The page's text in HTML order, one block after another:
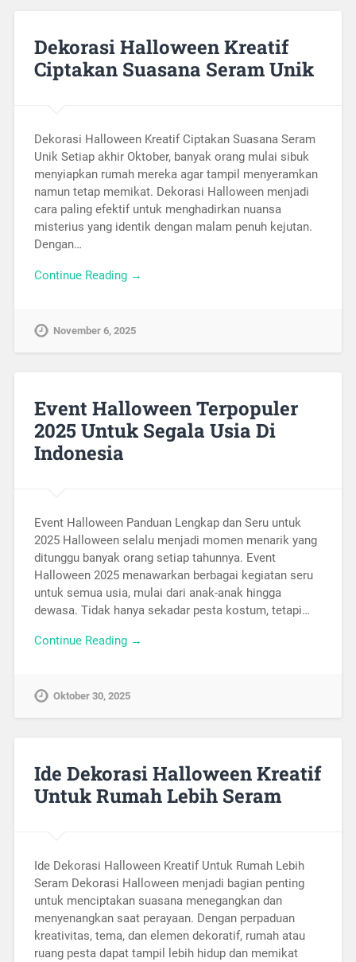
Dekorasi Halloween Kreatif
Ciptakan Suasana Seram Unik
Dekorasi Halloween Kreatif Ciptakan Suasana Seram
Unik Setiap akhir Oktober, banyak orang mulai sibuk
menyiapkan rumah mereka agar tampil menyeramkan
namun tetap memikat. Dekorasi Halloween menjadi
cara paling efektif untuk menghadirkan nuansa
misterius yang identik dengan malam penuh kejutan.
Dengan…
Continue Reading →
November 6, 2025
Event Halloween Terpopuler
2025 Untuk Segala Usia Di
Indonesia
Event Halloween Panduan Lengkap dan Seru untuk
2025 Halloween selalu menjadi momen menarik yang
ditunggu banyak orang setiap tahunnya. Event
Halloween 2025 menawarkan berbagai kegiatan seru
untuk semua usia, mulai dari anak-anak hingga
dewasa. Tidak hanya sekadar pesta kostum, tetapi…
Continue Reading →
Oktober 30, 2025
Ide Dekorasi Halloween Kreatif
Untuk Rumah Lebih Seram
Ide Dekorasi Halloween Kreatif Untuk Rumah Lebih
Seram Dekorasi Halloween menjadi bagian penting
untuk menciptakan suasana menegangkan dan
menyenangkan saat perayaan. Dengan perpaduan
kreativitas, tema, dan elemen dekoratif, rumah atau
ruang pesta dapat tampil lebih hidup dan memikat